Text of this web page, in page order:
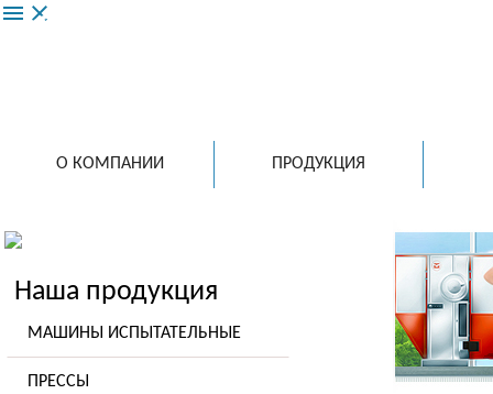
menu close
О КОМПАНИИ ПРОДУКЦИЯ
Наша продукция
МАШИНЫ ИСПЫТАТЕЛЬНЫЕ
ПРЕССЫ